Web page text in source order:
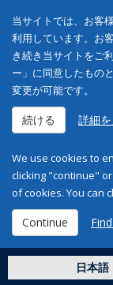
当サイトでは、お客
利用しています。お
き続き当サイトをご
ー」に同意したもの
変更が可能です。
続ける 詳細
We use cookies to
clicking "continue"
of cookies. You can
Continue
日本語